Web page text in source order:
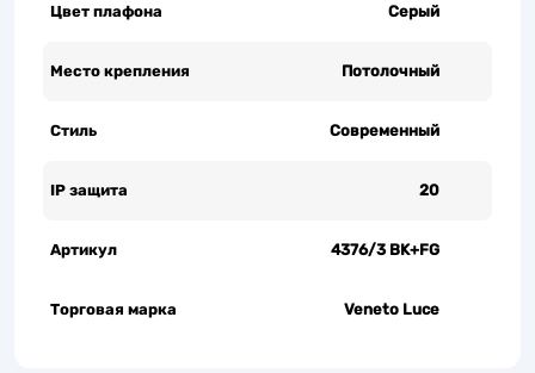
Цвет плафона Серый
Место крепления Потолочный
Стиль Современный
IP защита 20
Артикул 4376/3 BK+FG
Торговая марка Veneto Luce